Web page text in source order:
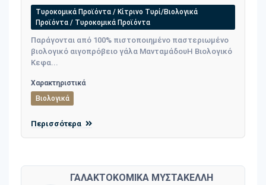
Τυροκομικά Προϊόντα / Κίτρινο Τυρί/Βιολογικά
Προϊόντα / Τυροκομικά Προϊόντα
Παράγονται από 100% πιστοποιημένο παστεριωμένο
βιολογικό αιγοπρόβειο γάλα ΜανταμάδουΗ Βιολογικό
Κεφα...
Χαρακτηριστικά
Βιολογικά
Περισσότερα
ΓΑΛΑΚΤΟΚΟΜΙΚΑ ΜΥΣΤΑΚΕΛΛΗ